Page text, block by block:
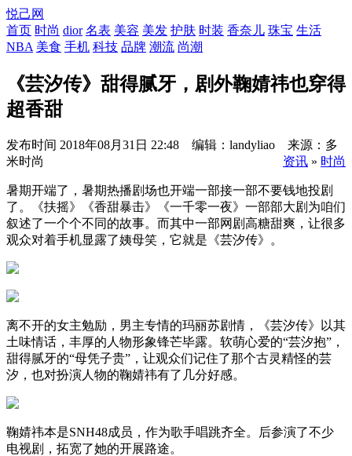
悦己网
首页 时尚 dior 名表 美容 美发 护肤 时装 香奈儿 珠宝 生活
NBA 美食 手机 科技 品牌 潮流 尚潮
《芸汐传》甜得腻牙，剧外鞠婧祎也穿得
超香甜
发布时间 2018年08月31日 22:48 编辑：landyliao 来源：多
米时尚
资讯 » 时尚
暑期开端了，暑期热播剧场也开端一部接一部不要钱地投剧
了。《扶摇》《香甜暴击》《一千零一夜》一部部大剧为咱们
叙述了一个个不同的故事。而其中一部网剧高糖甜爽，让很多
观众对着手机显露了姨母笑，它就是《芸汐传》。
离不开的女主勉励，男主专情的玛丽苏剧情，《芸汐传》以其
土味情话，丰厚的人物形象锋芒毕露。软萌心爱的“芸汐抱”，
甜得腻牙的“母凭子贵”，让观众们记住了那个古灵精怪的芸
汐，也对扮演人物的鞠婧祎有了几分好感。
鞠婧祎本是SNH48成员，作为歌手唱跳齐全。后参演了不少
电视剧，拓宽了她的开展路途。